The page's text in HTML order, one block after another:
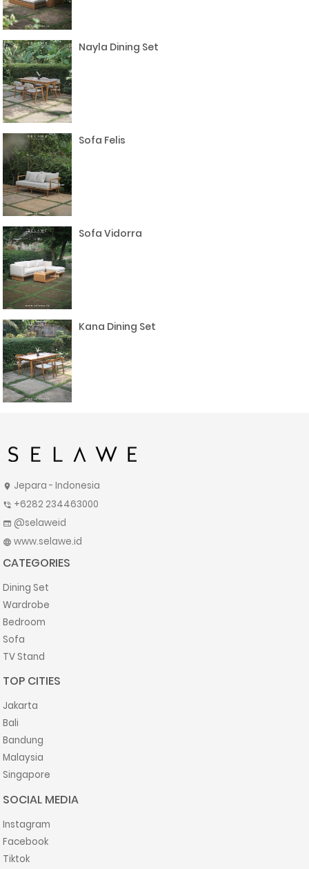
Nayla Dining Set
Sofa Felis
Sofa Vidorra
Kana Dining Set
location_on Jepara - Indonesia
phone_in_talk +6282 234463000
web @selaweid
language www.selawe.id
CATEGORIES
Dining Set
Wardrobe
Bedroom
Sofa
TV Stand
TOP CITIES
Jakarta
Bali
Bandung
Malaysia
Singapore
SOCIAL MEDIA
Instagram
Facebook
Tiktok